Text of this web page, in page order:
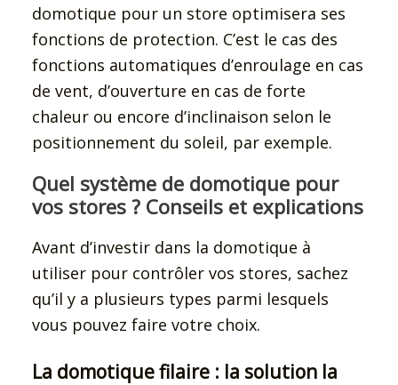
domotique pour un store optimisera ses
fonctions de protection. C’est le cas des
fonctions automatiques d’enroulage en cas
de vent, d’ouverture en cas de forte
chaleur ou encore d’inclinaison selon le
positionnement du soleil, par exemple.
Quel système de domotique pour
vos stores ? Conseils et explications
Avant d’investir dans la domotique à
utiliser pour contrôler vos stores, sachez
qu’il y a plusieurs types parmi lesquels
vous pouvez faire votre choix.
La domotique filaire : la solution la